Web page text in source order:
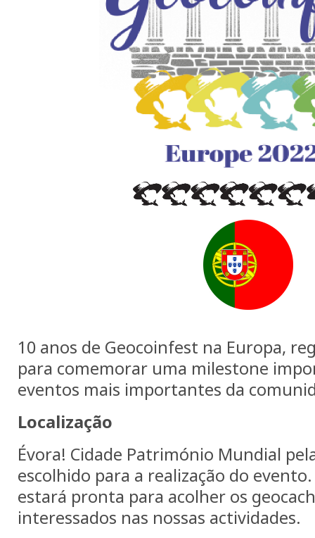
10 anos de Geocoinfest na Europa,
para comemorar uma milestone
eventos mais importantes da
Localização
Évora! Cidade Património Mundial
escolhido para a realização do
estará pronta para acolher os
interessados nas nossas actividades.